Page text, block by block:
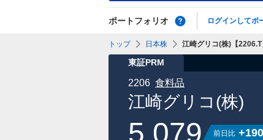
ポートフォリオ ログインしてポ
トップ 日本株 江崎グリコ(株)【2206.T
東証PRM
江崎グリコ(株)
2206 食料品
5,079 前日比 +190